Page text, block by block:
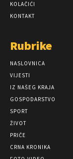
KOLAČIĆI
KONTAKT
Rubrike
NASLOVNICA
VIJESTI
IZ NAŠEG KRAJA
GOSPODARSTVO
SPORT
ŽIVOT
PRIČE
CRNA KRONIKA